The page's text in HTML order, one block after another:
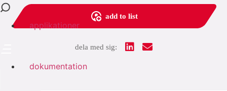
applikationer
dokumentation
add to list
dela med sig: